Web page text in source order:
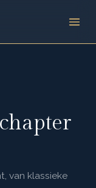
van klassieke